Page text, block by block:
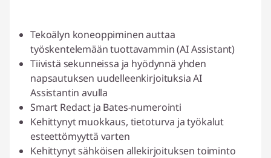
Tekoälyn koneoppiminen auttaa
työskentelemään tuottavammin (AI Assistant)
Tiivistä sekunneissa ja hyödynnä yhden
napsautuksen uudelleenkirjoituksia AI
Assistantin avulla
Smart Redact ja Bates-numerointi
Kehittynyt muokkaus, tietoturva ja työkalut
esteettömyyttä varten
Kehittynyt sähköisen allekirjoituksen toiminto